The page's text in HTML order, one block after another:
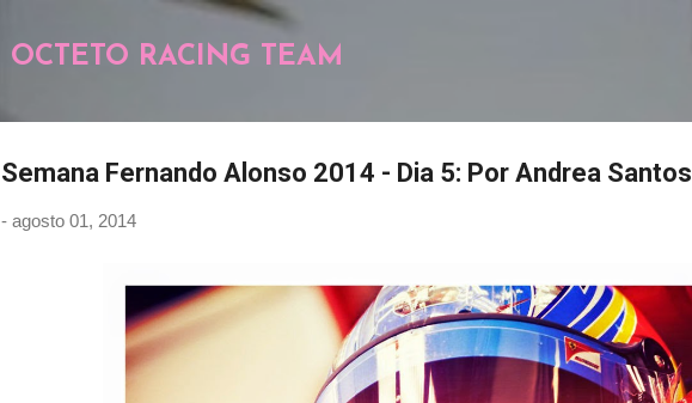
OCTETO RACING TEAM
Semana Fernando Alonso 2014 - Dia 5: Por Andrea Santos
- agosto 01, 2014